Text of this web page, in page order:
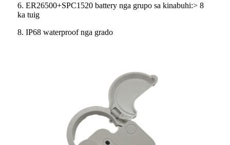
6. ER26500+SPC1520 battery nga grupo sa kinabuhi:> 8
ka tuig
8. IP68 waterproof nga grado